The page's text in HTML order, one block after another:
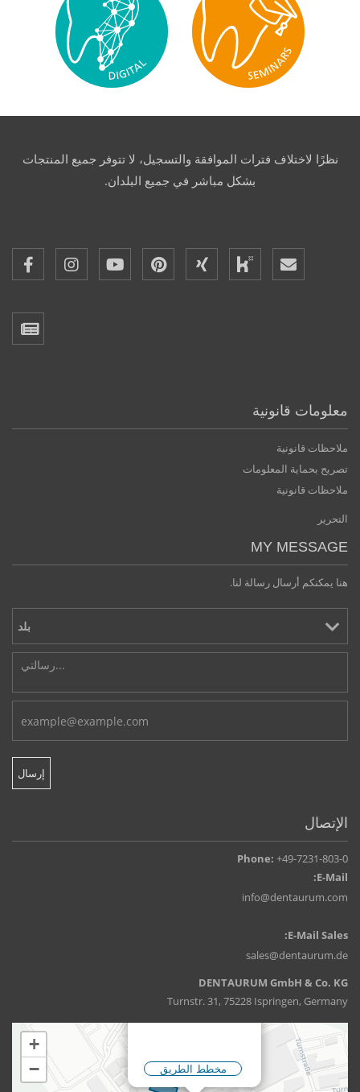
نظرًا لاختلاف فترات الموافقة والتسجيل، لا تتوفر جميع المنتجات
بشكل مباشر في جميع البلدان.
معلومات قانونية
ملاحظات قانونية
تصريح بحماية المعلومات
ملاحظات قانونية
التحرير
MY MESSAGE
هنا يمكنكم أرسال رسالة لنا.
الإتصال
Phone: +49-7231-803-0
E-Mail:
info@dentaurum.com
E-Mail Sales:
sales@dentaurum.de
DENTAURUM GmbH & Co. KG
Turnstr. 31, 75228 Ispringen, Germany